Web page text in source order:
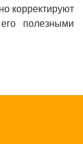
корректируют
полезными